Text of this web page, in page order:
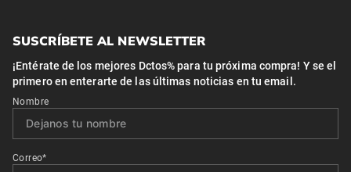
SUSCRÍBETE AL NEWSLETTER
¡Entérate de los mejores Dctos% para tu próxima compra! Y se el
primero en enterarte de las últimas noticias en tu email.
Nombre
Correo*